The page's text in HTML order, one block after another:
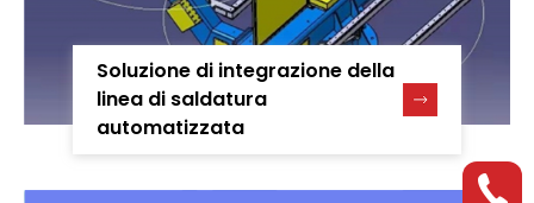
Soluzione di integrazione della
linea di saldatura
automatizzata